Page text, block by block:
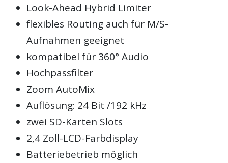
Look-Ahead Hybrid Limiter
flexibles Routing auch für M/S-
Aufnahmen geeignet
kompatibel für 360° Audio
Hochpassfilter
Zoom AutoMix
Auflösung: 24 Bit /192 kHz
zwei SD-Karten Slots
2,4 Zoll-LCD-Farbdisplay
Batteriebetrieb möglich